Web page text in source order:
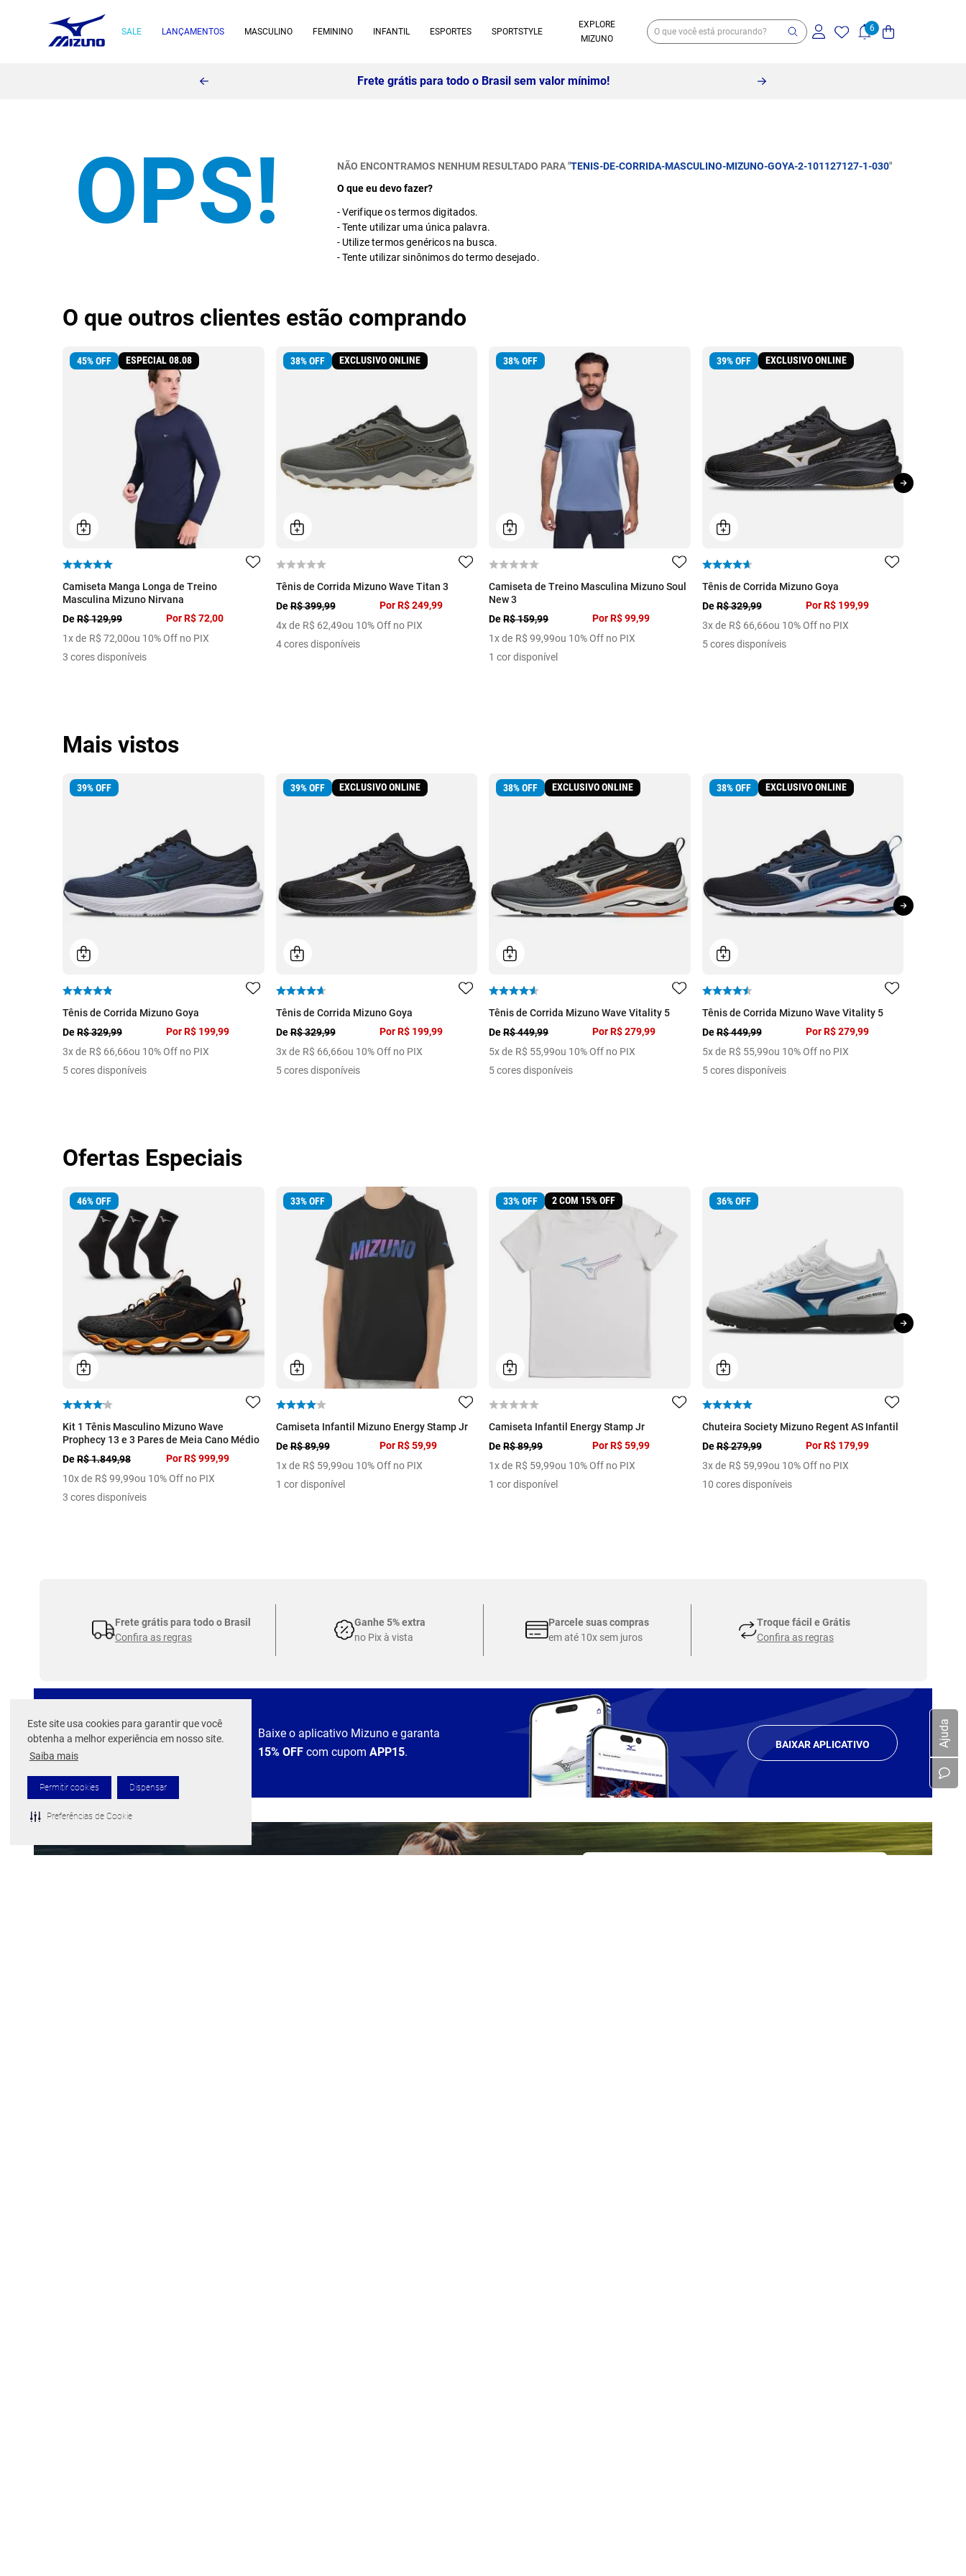
Este site usa cookies para garantir que você
obtenha a melhor experiência em nosso site.
Saiba mais
Permitir cookies Dispensar
Preferências de Cookie
SALE LANÇAMENTOS MASCULINO FEMININO INFANTIL ESPORTES SPORTSTYLE
EXPLORE
MIZUNO
10% off no pix à vista -Saiba mais
Ajuda
NÃO ENCONTRAMOS NENHUM RESULTADO PARA "TENIS-DE-CORRIDA-MASCULINO-MIZUNO-GOYA-2-101127127-1-030"
O que eu devo fazer?
Verifique os termos digitados.
Tente utilizar uma única palavra.
Utilize termos genéricos na busca.
Tente utilizar sinônimos do termo desejado.
O que outros clientes estão comprando
45%OFF ESPECIAL 08.08
Camiseta Manga Longa de Treino
Masculina Mizuno Nirvana
DeR$ 129,99
1x de R$ 72,00ou 10% Off no PIX
Por R$ 72,00
3 cores disponíveis
38%OFF EXCLUSIVO ONLINE
Tênis de Corrida Mizuno Wave Titan 3
DeR$ 399,99
4x de R$ 62,49ou 10% Off no PIX
Por R$ 249,99
4 cores disponíveis
38%OFF
Camiseta de Treino Masculina Mizuno Soul
New 3
DeR$ 159,99
1x de R$ 99,99ou 10% Off no PIX
Por R$ 99,99
1 cor disponível
39%OFF EXCLUSIVO ONLINE
Tênis de Corrida Mizuno Goya
DeR$ 329,99
3x de R$ 66,66ou 10% Off no PIX
Por R$ 199,99
5 cores disponíveis
Mais vistos
39%OFF
Tênis de Corrida Mizuno Goya
DeR$ 329,99
3x de R$ 66,66ou 10% Off no PIX
Por R$ 199,99
5 cores disponíveis
39%OFF EXCLUSIVO ONLINE
Tênis de Corrida Mizuno Goya
DeR$ 329,99
3x de R$ 66,66ou 10% Off no PIX
Por R$ 199,99
5 cores disponíveis
38%OFF EXCLUSIVO ONLINE
Tênis de Corrida Mizuno Wave Vitality 5
DeR$ 449,99
5x de R$ 55,99ou 10% Off no PIX
Por R$ 279,99
5 cores disponíveis
38%OFF EXCLUSIVO ONLINE
Tênis de Corrida Mizuno Wave Vitality 5
DeR$ 449,99
5x de R$ 55,99ou 10% Off no PIX
Por R$ 279,99
5 cores disponíveis
Ofertas Especiais
46%OFF
Kit 1 Tênis Masculino Mizuno Wave
Prophecy 13 e 3 Pares de Meia Cano Médio
DeR$ 1.849,98
10x de R$ 99,99ou 10% Off no PIX
Por R$ 999,99
3 cores disponíveis
33%OFF
Camiseta Infantil Mizuno Energy Stamp Jr
DeR$ 89,99
1x de R$ 59,99ou 10% Off no PIX
Por R$ 59,99
1 cor disponível
33%OFF 2 COM 15% OFF
Camiseta Infantil Energy Stamp Jr
DeR$ 89,99
1x de R$ 59,99ou 10% Off no PIX
Por R$ 59,99
1 cor disponível
36%OFF
Chuteira Society Mizuno Regent AS Infantil
DeR$ 279,99
3x de R$ 59,99ou 10% Off no PIX
Por R$ 179,99
10 cores disponíveis
Frete grátis para todo o Brasil
Confira as regras
Ganhe 5% extra
no Pix à vista
Parcele suas compras
em até 10x sem juros
Troque fácil e Grátis
Confira as regras
EXPERIÊNCIA
MIZUNO NO APP
Baixe o aplicativo Mizuno e garanta
15% OFF com cupomAPP15.
BAIXAR APLICATIVO